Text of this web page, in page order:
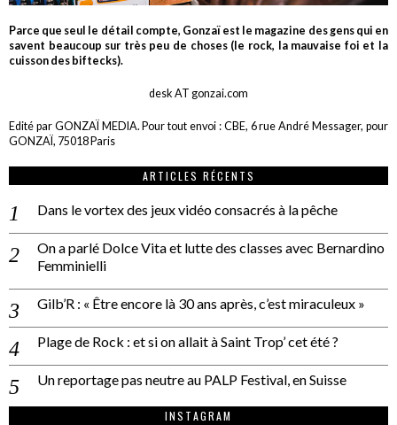
Parce que seul le détail compte, Gonzaï est le magazine des gens qui en
savent beaucoup sur très peu de choses (le rock, la mauvaise foi et la
cuisson des biftecks).
desk AT gonzai.com
Edité par GONZAÏ MEDIA. Pour tout envoi : CBE, 6 rue André Messager, pour
GONZAÏ, 75018 Paris
ARTICLES RÉCENTS
Dans le vortex des jeux vidéo consacrés à la pêche
On a parlé Dolce Vita et lutte des classes avec Bernardino
Femminielli
Gilb’R : « Être encore là 30 ans après, c’est miraculeux »
Plage de Rock : et si on allait à Saint Trop’ cet été ?
Un reportage pas neutre au PALP Festival, en Suisse
INSTAGRAM